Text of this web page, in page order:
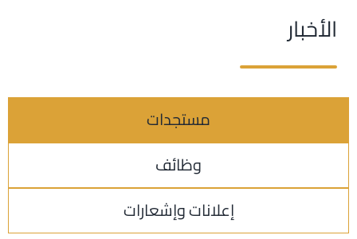
الأخبار
مستجدات
وظائف
إعلانات وإشعارات